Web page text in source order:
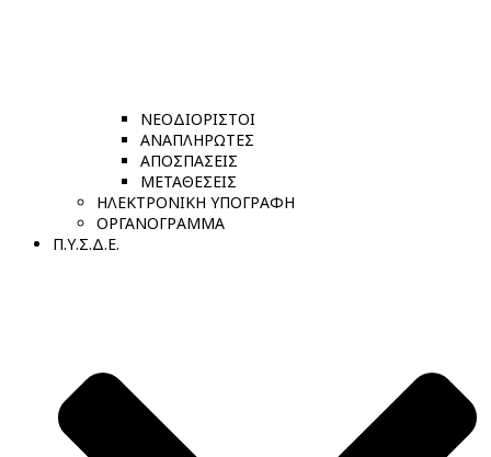
ΝΕΟΔΙΟΡΙΣΤΟΙ
ΑΝΑΠΛΗΡΩΤΕΣ
ΑΠΟΣΠΑΣΕΙΣ
ΜΕΤΑΘΕΣΕΙΣ
ΗΛΕΚΤΡΟΝΙΚΗ ΥΠΟΓΡΑΦΗ
ΟΡΓΑΝΟΓΡΑΜΜΑ
Π.Υ.Σ.Δ.Ε.